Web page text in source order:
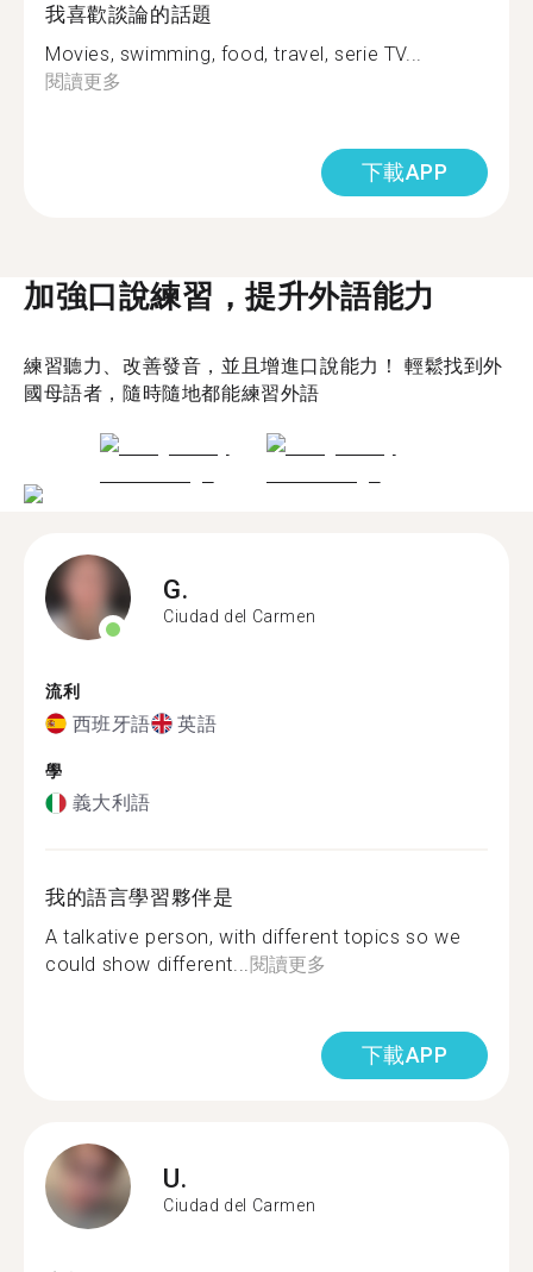
我喜歡談論的話題
Movies, swimming, food, travel, serie TV...
閱讀更多
下載APP
加強口說練習，提升外語能力
練習聽力、改善發音，並且增進口說能力！ 輕鬆找到外
國母語者，隨時隨地都能練習外語
G.
Ciudad del Carmen
流利
西班牙語 英語
學
義大利語
我的語言學習夥伴是
A talkative person, with different topics so we
could show different...閱讀更多
下載APP
U.
Ciudad del Carmen